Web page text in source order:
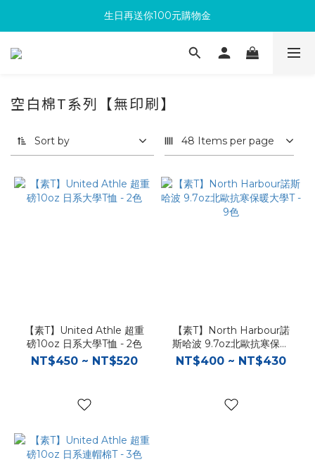
滿300回饋10%購物金
生日再送你100元購物金
加入成為新會員 馬上領取50元購物金
空白棉T系列【無印刷】
Sort by 48 Items per page
【素T】United Athle 超重
磅10oz 日系大學T恤 - 2色
NT$450 ~ NT$520
【素T】North Harbour諾
斯哈波 9.7oz北歐抗寒保暖
大學T - 9色
NT$400 ~ NT$430